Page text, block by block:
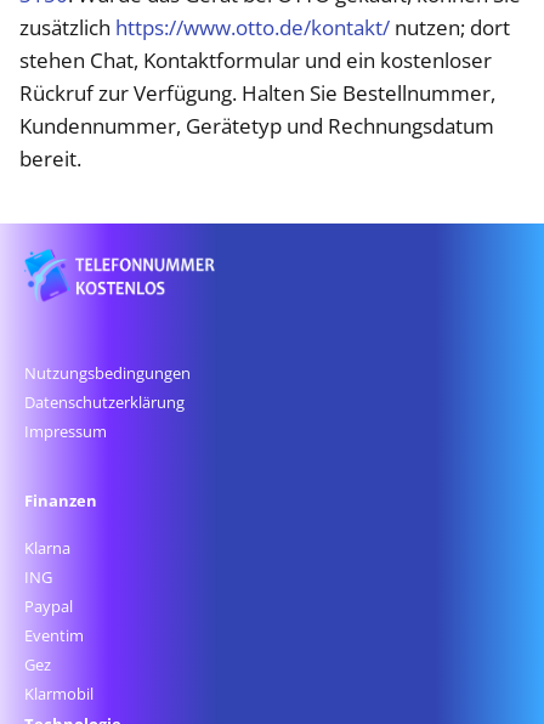
zusätzlich https://www.otto.de/kontakt/ nutzen; dort
stehen Chat, Kontaktformular und ein kostenloser
Rückruf zur Verfügung. Halten Sie Bestellnummer,
Kundennummer, Gerätetyp und Rechnungsdatum
bereit.
Nutzungsbedingungen
Datenschutz­erklärung
Impressum
Finanzen
Klarna
ING
Paypal
Eventim
Gez
Klarmobil